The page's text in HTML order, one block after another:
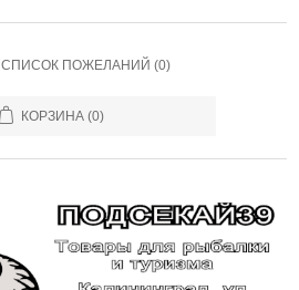
СПИСОК ПОЖЕЛАНИЙ (0)
КОРЗИНА (0)